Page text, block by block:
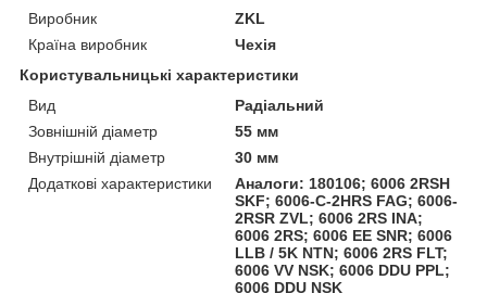
Виробник
ZKL
Країна виробник
Чехія
Користувальницькі характеристики
Вид
Радіальний
Зовнішній діаметр
55 мм
Внутрішній діаметр
30 мм
Додаткові характеристики
Аналоги: 180106; 6006 2RSH
SKF; 6006-C-2HRS FAG; 6006-
2RSR ZVL; 6006 2RS INA;
6006 2RS; 6006 EE SNR; 6006
LLB / 5K NTN; 6006 2RS FLT;
6006 VV NSK; 6006 DDU PPL;
6006 DDU NSK